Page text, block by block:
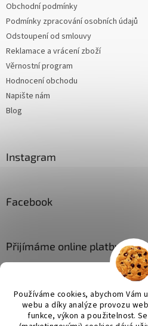
Používáme cookies, abychom
webu a díky analýze provozu
funkce, výkon a použitelnost. Se
Obchodní podmínky
Podmínky zpracování osobních údajů
Odstoupení od smlouvy
Reklamace a vrácení zboží
Věrnostní program
Hodnocení obchodu
Napište nám
Blog
Instagram
Facebook
Přijímáme online platby